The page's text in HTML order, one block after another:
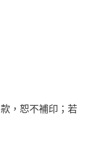
，恕不補印；若